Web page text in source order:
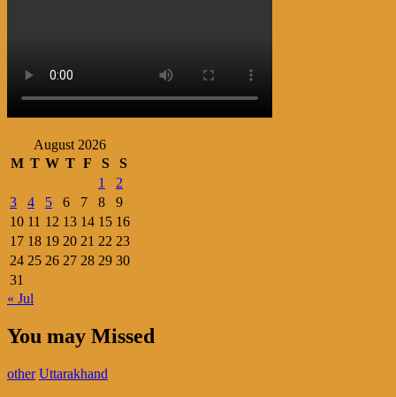
August 2026
M T W T F S
S
1
2
3
4 5 6 7 8
9
10 11 12 13 14 15 16
17 18 19 20 21 22 23
24 25 26 27 28 29 30
31
« Jul
You may Missed
other Uttarakhand